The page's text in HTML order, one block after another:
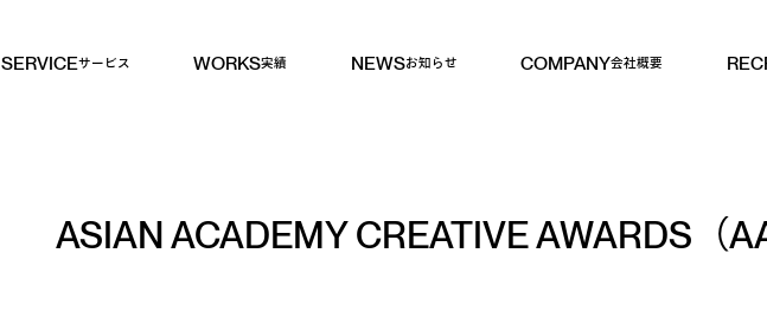
SERVICEサービス WORKS実績 NEWSお知らせ COMPANY会社概要
ASIAN ACADEMY CREATIVE AWARDS（